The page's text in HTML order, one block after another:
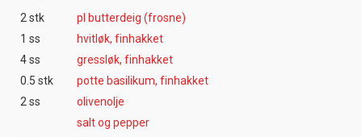
2 stk
pl butterdeig (frosne)
1 ss
hvitløk, finhakket
4 ss
gressløk, finhakket
0.5 stk
potte basilikum, finhakket
2 ss
olivenolje
salt og pepper